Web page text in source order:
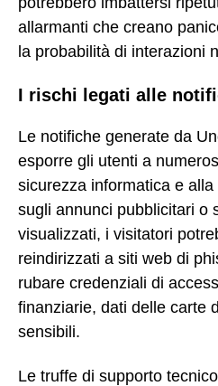
allarmanti che creano
la probabilità di interazioni
I rischi legati alle
Le notifiche generate da
esporre gli utenti a
sicurezza informatica e
sugli annunci pubblicitari o
visualizzati, i visitatori
reindirizzati a siti web di
rubare credenziali di
finanziarie, dati delle carte
sensibili.
Le truffe di supporto